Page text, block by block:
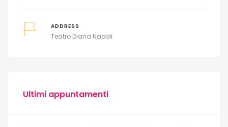
ADDRESS
Teatro Diana Napoli
Ultimi appuntamenti